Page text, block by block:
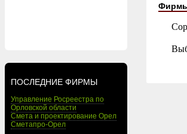
ПОСЛЕДНИЕ ФИРМЫ
Управление Росреестра по
Орловской области
Смета и проектирование Орел
Сметапро-Орел